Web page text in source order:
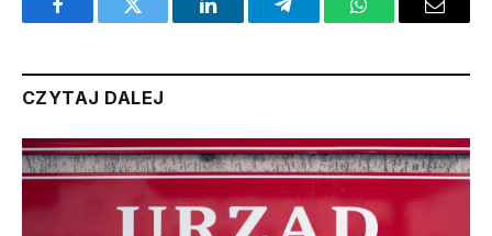
FacebookTwitter LinkedInTelegramWhatsAppEmail
CZYTAJ DALEJ